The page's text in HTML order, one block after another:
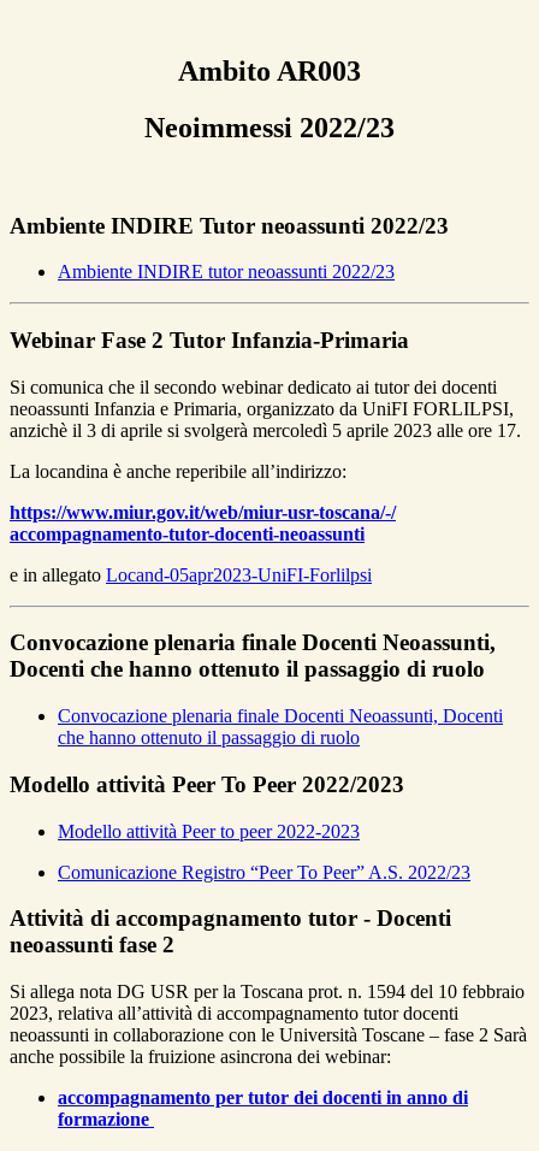
Ambito AR003
Neoimmessi 2022/23
Ambiente INDIRE Tutor neoassunti 2022/23
Ambiente INDIRE tutor neoassunti 2022/23
Webinar Fase 2 Tutor Infanzia-Primaria
Si comunica che il secondo webinar dedicato ai tutor dei docenti
neoassunti Infanzia e Primaria, organizzato da UniFI FORLILPSI,
anzichè il 3 di aprile si svolgerà mercoledì 5 aprile 2023 alle ore 17.
La locandina è anche reperibile all’indirizzo:
https://www.miur.gov.it/web/miur-usr-toscana/-/
accompagnamento-tutor-docenti-neoassunti
e in allegato Locand-05apr2023-UniFI-Forlilpsi
Convocazione plenaria finale Docenti Neoassunti,
Docenti che hanno ottenuto il passaggio di ruolo
Convocazione plenaria finale Docenti Neoassunti, Docenti
che hanno ottenuto il passaggio di ruolo
Modello attività Peer To Peer 2022/2023
Modello attività Peer to peer 2022-2023
Comunicazione Registro “Peer To Peer” A.S. 2022/23
Attività di accompagnamento tutor - Docenti
neoassunti fase 2
Si allega nota DG USR per la Toscana prot. n. 1594 del 10 febbraio
2023, relativa all’attività di accompagnamento tutor docenti
neoassunti in collaborazione con le Università Toscane – fase 2 Sarà
anche possibile la fruizione asincrona dei webinar:
accompagnamento per tutor dei docenti in anno di
formazione